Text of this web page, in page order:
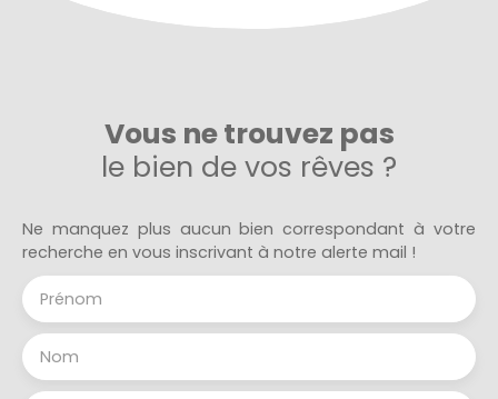
Vous ne trouvez pas
le bien de vos rêves ?
Ne manquez plus aucun bien correspondant à votre
recherche en vous inscrivant à notre alerte mail !
Prénom
Nom